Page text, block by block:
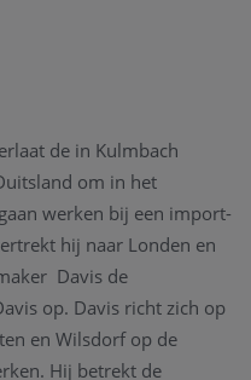
de in Kulmbach
om in het
werken bij een import-
hij naar Londen en
Davis de
op. Davis richt zich op
en Wilsdorf op de
Hij betrekt de